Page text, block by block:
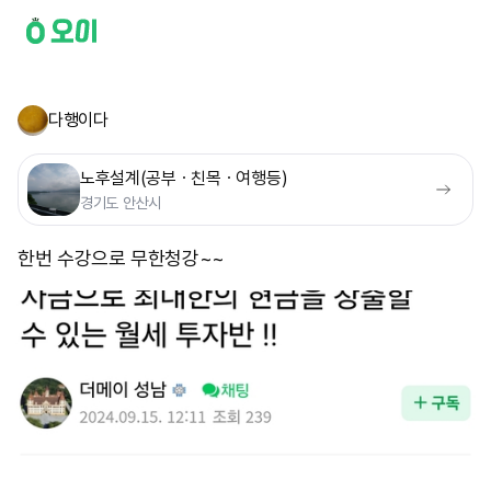
다행이다
노후설계(공부ㆍ친목ㆍ여행등)
경기도 안산시
한번 수강으로 무한청강~~